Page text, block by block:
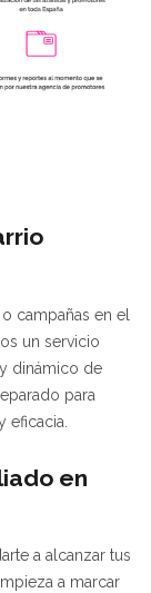
campañas en el
un servicio
dinámico de
para
eficacia.
en
a alcanzar tus
a marcar